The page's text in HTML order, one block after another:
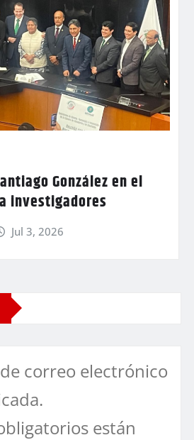
González en el
investigadores
Jul 3, 2026
correo electrónico
están